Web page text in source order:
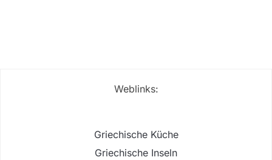
Weblinks:
Griechische Küche
Griechische Inseln